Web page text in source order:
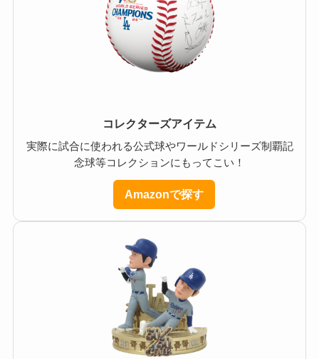
コレクターズアイテム
実際に試合に使われる公式球やワールドシリーズ制覇記
念球等コレクションにもってこい！
Amazonで探す